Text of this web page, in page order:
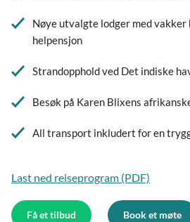
Nøye utvalgte lodger med vakker
helpensjon
Strandopphold ved Det indiske
Besøk på Karen Blixens
All transport inkludert for en
Last ned reiseprogram (PDF)
Få et tilbud Book et møte